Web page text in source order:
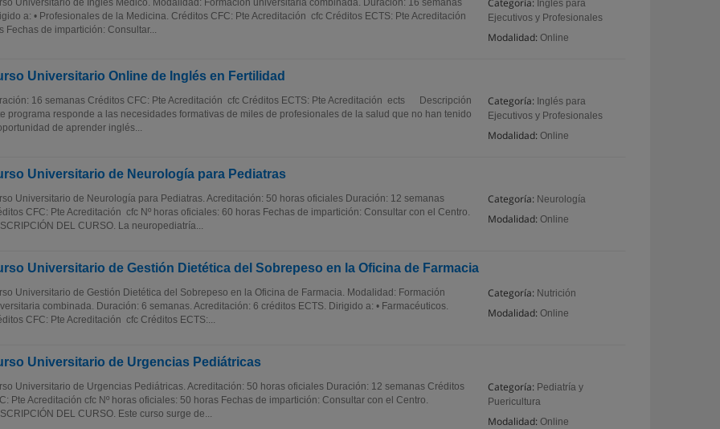
Categoría: Inglés para
Ejecutivos y Profesionales
Modalidad: Online
Universitario de Inglés Médico. Modalidad: Formación universitaria combinada. Duración: 16 semanas
a: • Profesionales de la Medicina. Créditos CFC: Pte Acreditación cfc Créditos ECTS: Pte Acreditación
Fechas de impartición: Consultar...
Universitario Online de Inglés en Fertilidad
Categoría: Inglés para
Ejecutivos y Profesionales
Modalidad: Online
16 semanas Créditos CFC: Pte Acreditación cfc Créditos ECTS: Pte Acreditación ects Descripción
programa responde a las necesidades formativas de miles de profesionales de la salud que no han tenido
de aprender inglés...
Universitario de Neurología para Pediatras
Categoría: Neurología
Modalidad: Online
Universitario de Neurología para Pediatras. Acreditación: 50 horas oficiales Duración: 12 semanas
CFC: Pte Acreditación cfc Nº horas oficiales: 60 horas Fechas de impartición: Consultar con el Centro.
DEL CURSO. La neuropediatría...
Universitario de Gestión Dietética del Sobrepeso en la Oficina de Farmacia
Categoría: Nutrición
Modalidad: Online
Universitario de Gestión Dietética del Sobrepeso en la Oficina de Farmacia. Modalidad: Formación
combinada. Duración: 6 semanas. Acreditación: 6 créditos ECTS. Dirigido a: • Farmacéuticos.
CFC: Pte Acreditación cfc Créditos ECTS:...
Universitario de Urgencias Pediátricas
Categoría: Pediatría y
Puericultura
Modalidad: Online
Universitario de Urgencias Pediátricas. Acreditación: 50 horas oficiales Duración: 12 semanas Créditos
Pte Acreditación cfc Nº horas oficiales: 50 horas Fechas de impartición: Consultar con el Centro.
DEL CURSO. Este curso surge de...